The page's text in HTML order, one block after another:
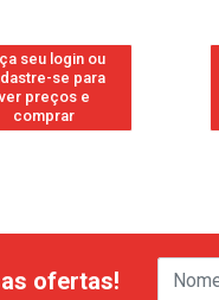
seu login ou
se para
preços e
comprar
ofertas!